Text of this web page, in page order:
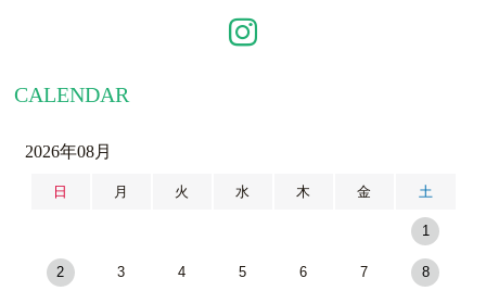
CALENDAR
2026年08月
日 月 火 水 木 金 土
1
2 3 4 5 6 7 8